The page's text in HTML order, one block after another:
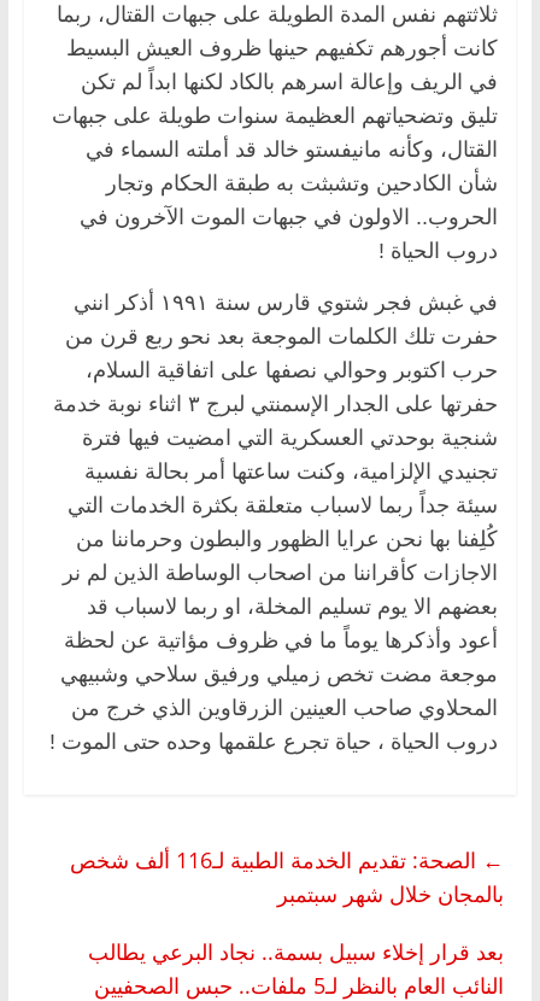
ثلاثتهم نفس المدة الطويلة على جبهات القتال، ربما
كانت أجورهم تكفيهم حينها ظروف العيش البسيط
في الريف وإعالة اسرهم بالكاد لكنها ابداً لم تكن
تليق وتضحياتهم العظيمة سنوات طويلة على جبهات
القتال، وكأنه مانيفستو خالد قد أملته السماء في
شأن الكادحين وتشبثت به طبقة الحكام وتجار
الحروب.. الاولون في جبهات الموت الآخرون في
دروب الحياة !
في غبش فجر شتوي قارس سنة ١٩٩١ أذكر انني
حفرت تلك الكلمات الموجعة بعد نحو ربع قرن من
حرب اكتوبر وحوالي نصفها على اتفاقية السلام،
حفرتها على الجدار الإسمنتي لبرج ٣ اثناء نوبة خدمة
شنجية بوحدتي العسكرية التي امضيت فيها فترة
تجنيدي الإلزامية، وكنت ساعتها أمر بحالة نفسية
سيئة جداً ربما لاسباب متعلقة بكثرة الخدمات التي
كُلِفنا بها نحن عرايا الظهور والبطون وحرماننا من
الاجازات كأقراننا من اصحاب الوساطة الذين لم نر
بعضهم الا يوم تسليم المخلة، او ربما لاسباب قد
أعود وأذكرها يوماً ما في ظروف مؤاتية عن لحظة
موجعة مضت تخص زميلي ورفيق سلاحي وشبيهي
المحلاوي صاحب العينين الزرقاوين الذي خرج من
دروب الحياة ، حياة تجرع علقمها وحده حتى الموت !
←
الصحة: تقديم الخدمة الطبية لـ116 ألف شخص
بالمجان خلال شهر سبتمبر
بعد قرار إخلاء سبيل بسمة.. نجاد البرعي يطالب
النائب العام بالنظر لـ5 ملفات.. حبس الصحفيين